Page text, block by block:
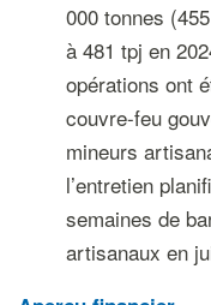
000 tonnes
à 481 tpj en
opérations ont
couvre-feu
mineurs
l’entretien
semaines de
artisanaux en